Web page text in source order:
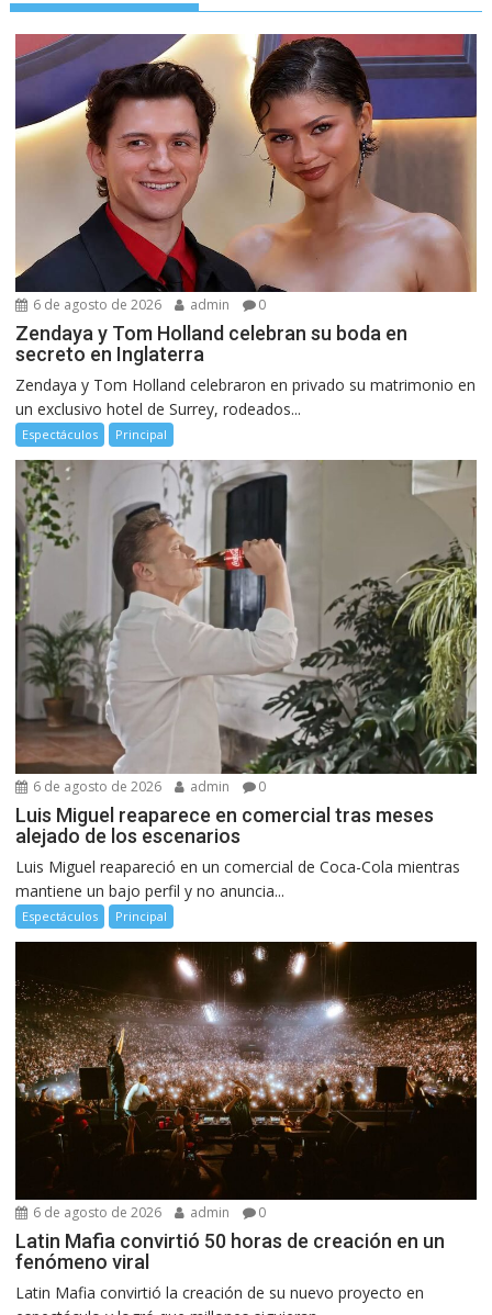
6 de agosto de 2026 admin 0
Zendaya y Tom Holland celebran su boda en
secreto en Inglaterra
Zendaya y Tom Holland celebraron en privado su matrimonio en
un exclusivo hotel de Surrey, rodeados...
Espectáculos Principal
6 de agosto de 2026 admin 0
Luis Miguel reaparece en comercial tras meses
alejado de los escenarios
Luis Miguel reapareció en un comercial de Coca-Cola mientras
mantiene un bajo perfil y no anuncia...
Espectáculos Principal
6 de agosto de 2026 admin 0
Latin Mafia convirtió 50 horas de creación en un
fenómeno viral
Latin Mafia convirtió la creación de su nuevo proyecto en